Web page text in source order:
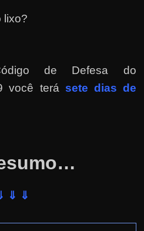
lixo?
de Defesa do
você terá sete dias de
⇓ ⇓